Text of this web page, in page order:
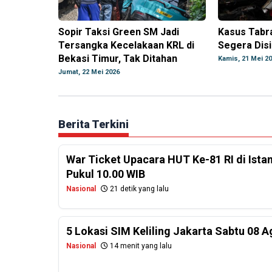
Sopir Taksi Green SM Jadi
Tersangka Kecelakaan KRL di
Bekasi Timur, Tak Ditahan
Jumat, 22 Mei 2026
Kasus
Segera
Kamis, 21 Mei
Berita Terkini
War Ticket Upacara HUT Ke-81 RI di
Pukul 10.00 WIB
Nasional 21 detik yang lalu
5 Lokasi SIM Keliling Jakarta Sabtu 08
Nasional 14 menit yang lalu